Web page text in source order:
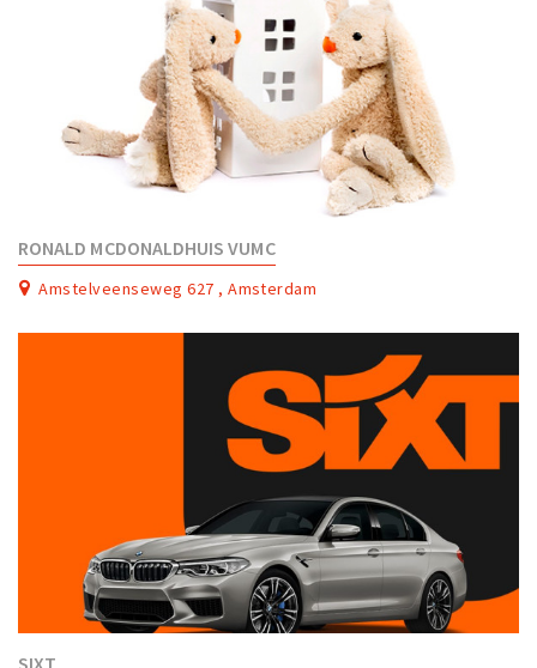
RONALD MCDONALDHUIS VUMC
Amstelveenseweg 627 , Amsterdam
SIXT